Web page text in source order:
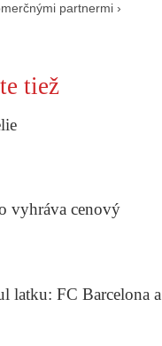
partnermi ›
tiež
vyhráva cenový
latku: FC Barcelona a